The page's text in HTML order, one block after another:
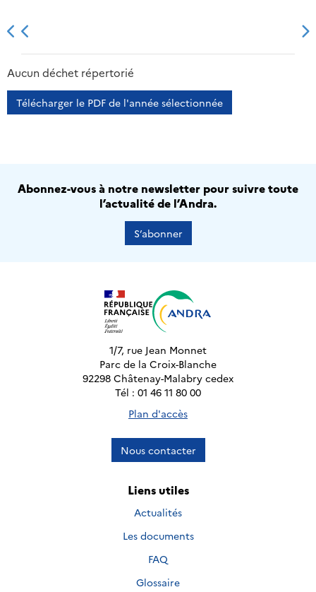
2013 2014
Aucun déchet répertorié
Télécharger le PDF de l'année sélectionnée
Abonnez-vous à notre newsletter pour suivre toute
l’actualité de l’Andra.
S’abonner
1/7, rue Jean Monnet
Parc de la Croix-Blanche
92298 Châtenay-Malabry cedex
Tél : 01 46 11 80 00
Plan d'accès
Nous contacter
Liens utiles
Actualités
Les documents
FAQ
Glossaire